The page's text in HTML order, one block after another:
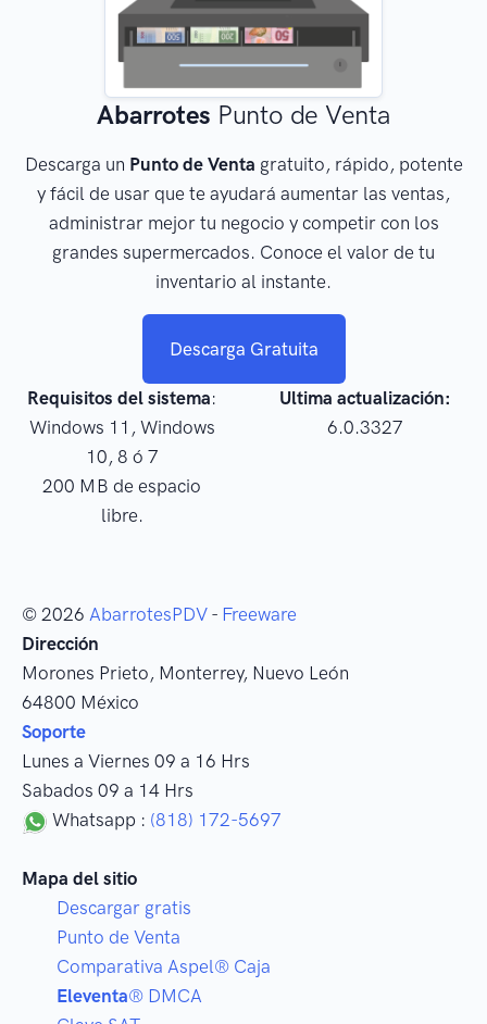
Abarrotes Punto de Venta
Descarga un Punto de Venta gratuito, rápido, potente
y fácil de usar que te ayudará aumentar las ventas,
administrar mejor tu negocio y competir con los
grandes supermercados. Conoce el valor de tu
inventario al instante.
Descarga Gratuita
Requisitos del sistema:
Windows 11, Windows
10, 8 ó 7
200 MB de espacio
libre.
Ultima actualización:
6.0.3327
© 2026 AbarrotesPDV - Freeware
Dirección
Morones Prieto, Monterrey, Nuevo León
64800 México
Soporte
Lunes a Viernes 09 a 16 Hrs
Sabados 09 a 14 Hrs
Whatsapp : (818) 172-5697
Mapa del sitio
Descargar gratis
Punto de Venta
Comparativa Aspel® Caja
Eleventa® DMCA